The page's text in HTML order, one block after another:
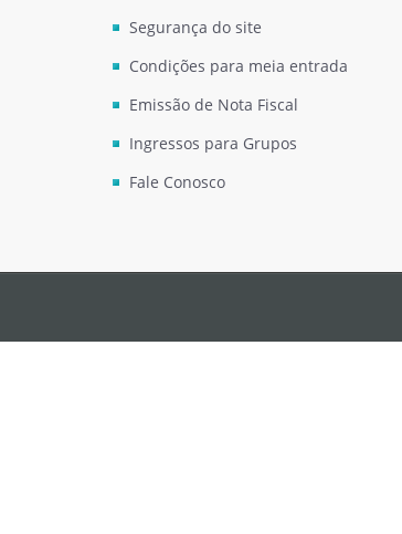
Segurança do site
Condições para meia entrada
Emissão de Nota Fiscal
Ingressos para Grupos
Fale Conosco